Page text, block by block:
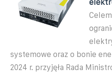
systemowe oraz o bonie
2024 r. przyjęła Rada